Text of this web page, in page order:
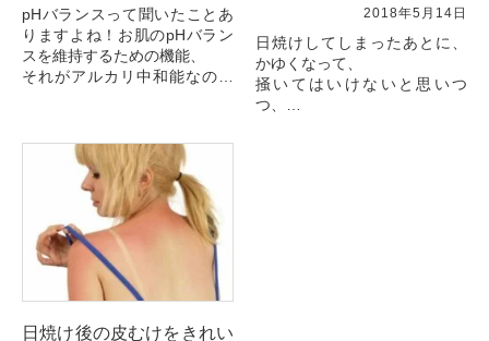
pHバランスって聞いたことあ
りますよね！お肌のpHバラン
スを維持するための機能、
それがアルカリ中和能なので
状態になるのか、アルカリ中
和能とはどのような...
2018年5月14日
日焼けしてしまったあとに、
かゆくなって、
掻いてはいけないと思いつ
つ、
日焼け後の皮むけをきれい